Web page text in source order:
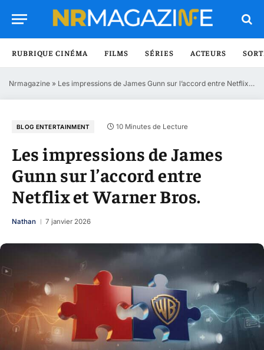
RUBRIQUE CINÉMA FILMS SÉRIES ACTEURS
Nrmagazine » Les impressions de James Gunn sur l’accord entre Netflix et Warner Bros.
BLOG ENTERTAINMENT 10 Minutes de Lecture
Les impressions de James
Gunn sur l’accord entre
Netflix et Warner Bros.
Nathan 7 janvier 2026